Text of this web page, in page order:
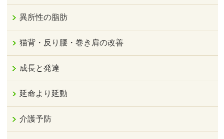
異所性の脂肪
猫背・反り腰・巻き肩の改善
成長と発達
延命より延動
介護予防